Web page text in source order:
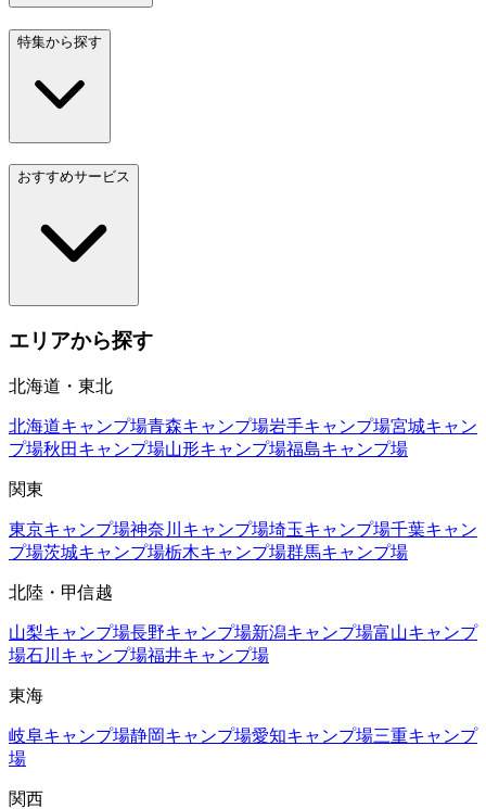
特集から探す
おすすめサービス
エリアから探す
北海道・東北
北海道キャンプ場青森キャンプ場岩手キャンプ場宮城キャン
プ場秋田 キャンプ場山形キャンプ場福島キャンプ場
関東
東京キャンプ場神奈川 キャンプ場埼玉キャンプ場千葉キャン
プ場茨城キャンプ場栃木キャンプ場群馬キャンプ場
北陸・甲信越
山梨キャンプ場長野キャンプ場新潟キャンプ場富山キャンプ
場石川 キャンプ場福井キャンプ場
東海
岐阜キャンプ場静岡キャンプ場愛知キャンプ場三重キャンプ
場
関西